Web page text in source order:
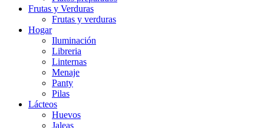
Frutas y Verduras
Frutas y verduras
Hogar
Iluminación
Libreria
Linternas
Menaje
Panty
Pilas
Lácteos
Huevos
Jaleas